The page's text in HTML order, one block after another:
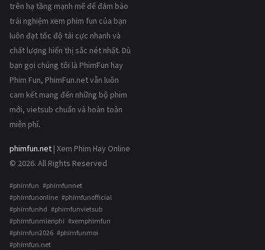
trên hạ tầng mạnh mẽ để đảm bảo
trải nghiệm xem phim fun của bạn
luôn đạt tốc độ tải cực nhanh và
chất lượng hiển thị sắc nét nhất. Dù
bạn gọi chúng tôi là PhimFun hay
Phim Fun, PhimFun.net vẫn luôn
cam kết mang đến những bộ phim
mới, vietsub chuẩn và hoàn toàn
miễn phí.
phimfun.net | Xem Phim Hay Online
© 2026. All Rights Reserved
#phimfun #phimfunnet
#phimfunonline #phimfunofficial
#phimfunhd #phimfunvietsub
#phimfunmienphi #xemphimfun
#phimfun2026 #phimfunmoi
#phimfun.net